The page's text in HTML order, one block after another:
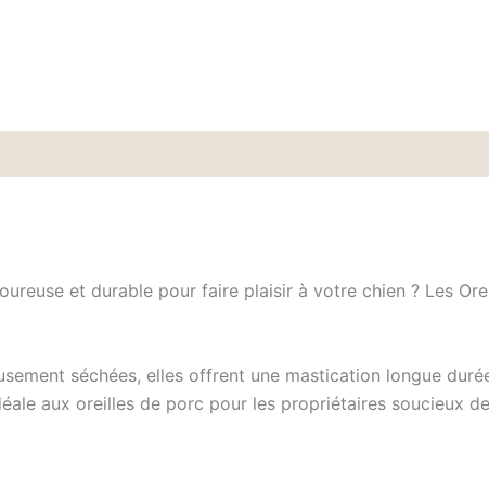
et durable pour faire plaisir à votre chien ? Les
séchées, elles offrent une mastication longue
aux oreilles de porc pour les propriétaires soucieux